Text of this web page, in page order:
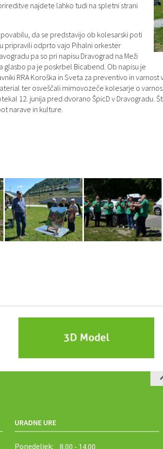
najdete lahko tudi na spletni strani
da se predstavijo ob kolesarski poti
pripravili odprto vajo Pihalni orkester
pa so pri napisu Dravograd na Meži
glasbo pa je poskrbel Bicabend. Ob napisu je
RRA Koroška in Sveta za preventivo in
ter osveščali mimovozeče kolesarje o
12. junija pred dvorano ŠpicD v Dravogradu.
narave in kulture.
URADNE URE
Ponedeljek: 8.00 - 14.00